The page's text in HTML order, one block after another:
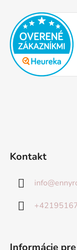
Kontakt
info@
Informácie